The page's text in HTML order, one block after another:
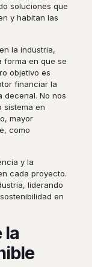
soluciones que
y habitan las
la industria,
forma en que se
objetivo es
financiar la
decenal. No nos
sistema en
mayor
como
y la
cada proyecto.
liderando
en
la